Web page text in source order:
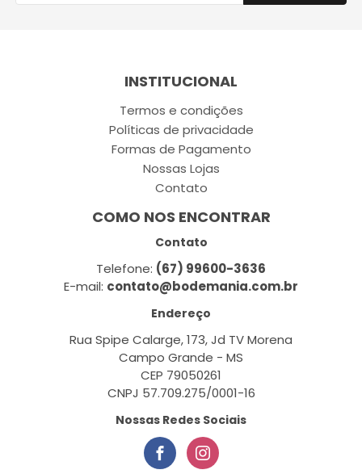
INSTITUCIONAL
Termos e condições
Políticas de privacidade
Formas de Pagamento
Nossas Lojas
Contato
COMO NOS ENCONTRAR
Contato
Telefone: (67) 99600-3636
E-mail: contato@bodemania.com.br
Endereço
Rua Spipe Calarge, 173, Jd TV Morena
Campo Grande - MS
CEP 79050261
CNPJ 57.709.275/0001-16
Nossas Redes Sociais